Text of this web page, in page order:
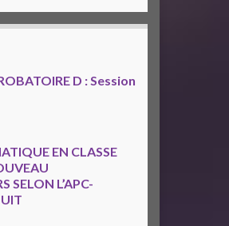
D : Session
EN CLASSE
SELON L’APC-